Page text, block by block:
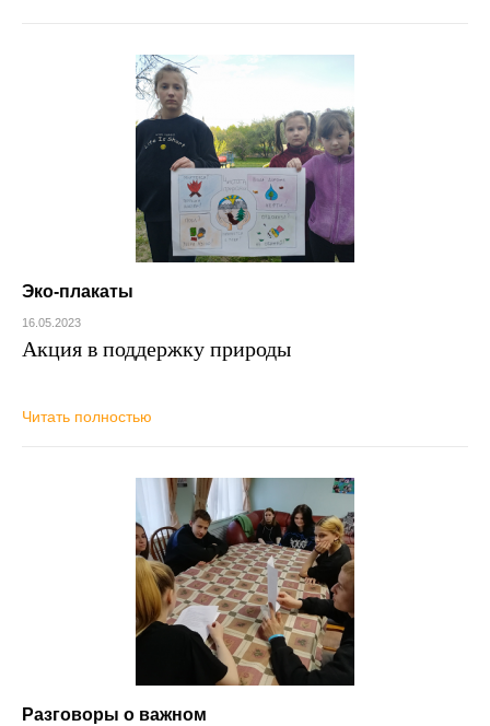
Эко-плакаты
16.05.2023
Акция в поддержку природы
Читать полностью
Разговоры о важном